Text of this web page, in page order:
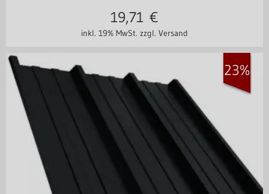
inkl. 19% MwSt. zzgl. Versand
19,71 €
23%